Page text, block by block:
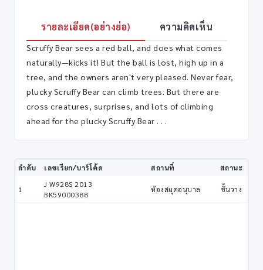
รายละเอียด(อย่างย่อ) ความคิดเห็น
Scruffy Bear sees a red ball, and does what comes
naturally—kicks it! But the ball is lost, high up in a
tree, and the owners aren't very pleased. Never fear,
plucky Scruffy Bear can climb trees. But there are
cross creatures, surprises, and lots of climbing
ahead for the plucky Scruffy Bear . . .
ลำดับ เลขเรียก/บาร์โค้ด สถานที่ สถานะ
1
J W928S 2013
BK59000388
ห้องสมุดอนุบาล ชั้นวาง